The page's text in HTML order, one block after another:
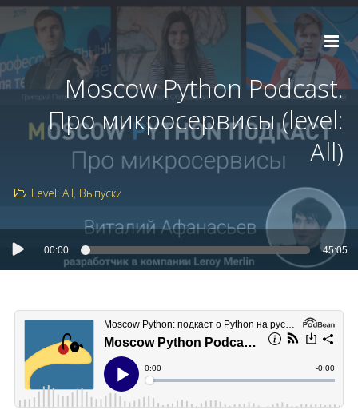
Moscow Python Podcast.
Про микросервисы (level:
All)
Level: All Выпуски
00:00 45:05